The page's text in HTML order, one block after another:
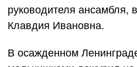
руководителя ансамбля,
Клавдия Ивановна.
В осажденном